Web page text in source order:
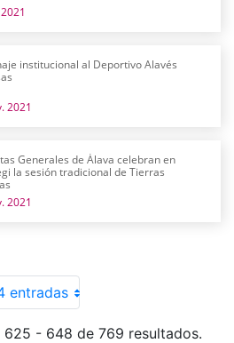
institucional al Deportivo Alavés
2021
Generales de Álava celebran en
la sesión tradicional de Tierras
2021
entradas
- 648 de 769 resultados.